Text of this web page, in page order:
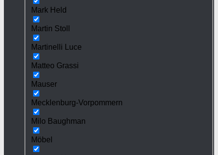
Mark Held
Martin Stoll
Martinelli Luce
Matteo Grassi
Mauser
Mecklenburg-Vorpommern
Milo Baughman
Möbel